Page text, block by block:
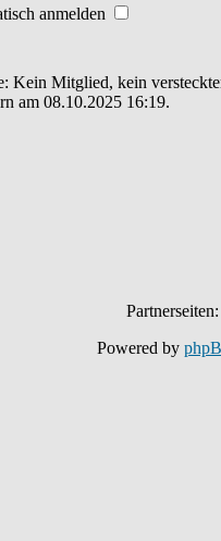
anmelden
Kein Mitglied, kein
am 08.10.2025 16:19.
Powered by